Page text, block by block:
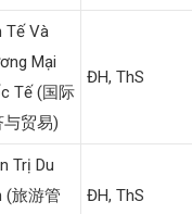
Tế Và
Mại
Tế (国际
与贸易)
ĐH, ThS
Trị Du
(旅游管
ĐH, ThS